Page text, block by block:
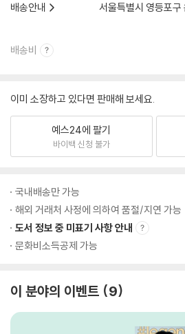
배송안내
서울특별시 영등포구
배송비
이미 소장하고 있다면 판매해 보세요.
예스24에 팔기
바이백 신청 불가
국내배송만 가능
해외 거래처 사정에 의하여 품절/지연 가능
도서 정보 중 미표기 사항 안내
문화비소득공제 가능
이 분야의 이벤트 9